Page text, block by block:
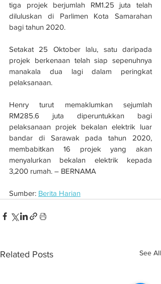
tiga projek berjumlah RM1.25 juta telah
diluluskan di Parlimen Kota Samarahan
bagi tahun 2020.
Setakat 25 Oktober lalu, satu daripada
projek berkenaan telah siap sepenuhnya
manakala dua lagi dalam peringkat
pelaksanaan.
Henry turut memaklumkan sejumlah
RM285.6 juta diperuntukkan bagi
pelaksanaan projek bekalan elektrik luar
bandar di Sarawak pada tahun 2020,
membabitkan 16 projek yang akan
menyalurkan bekalan elektrik kepada
3,200 rumah. – BERNAMA
Sumber: Berita Harian
Related Posts See All